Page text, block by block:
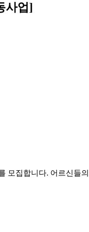
사업]
모집합니다. 어르신들